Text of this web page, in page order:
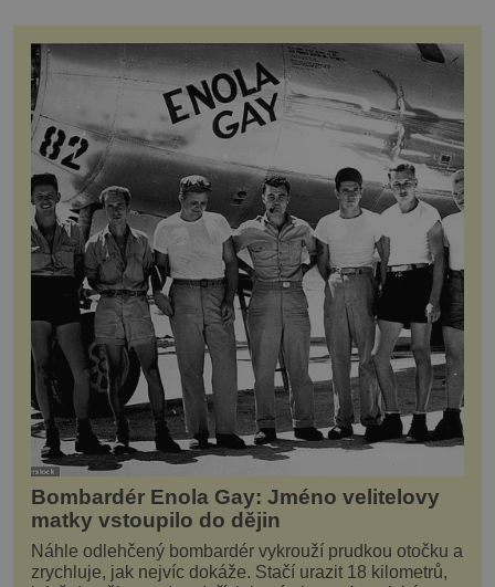
Bombardér Enola Gay: Jméno velitelovy
matky vstoupilo do dějin
Náhle odlehčený bombardér vykrouží prudkou otočku a
zrychluje, jak nejvíc dokáže. Stačí urazit 18 kilometrů,